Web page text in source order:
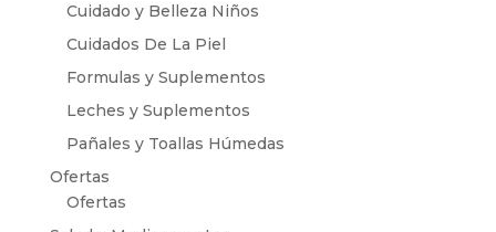
Cuidado y Belleza Niños
Cuidados De La Piel
Formulas y Suplementos
Leches y Suplementos
Pañales y Toallas Húmedas
Ofertas
Ofertas